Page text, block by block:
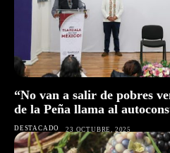
“No van a salir de pobres
de la Peña llama al
DESTACADO 23 OCTUBRE, 2025